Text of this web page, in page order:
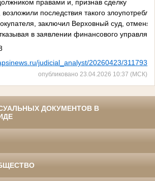
правами и, признав сделку
последствия такого
заключил Верховный суд, отменяя
в заявлении финансового
judicial_analyst/20260423/
опубликовано 23.04.2026 10:37 (МСК)
ДОКУМЕНТОВ В